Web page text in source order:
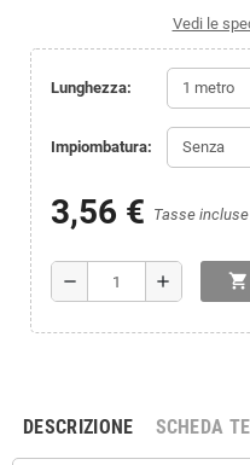
Vedi le
Lunghezza:
Impiombatura:
3,56 € Tasse incluse
remove add shopping_cart
DESCRIZIONE SCHEDA